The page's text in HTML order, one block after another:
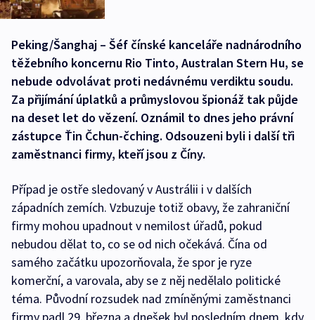
Peking/Šanghaj – Šéf čínské kanceláře nadnárodního
těžebního koncernu Rio Tinto, Australan Stern Hu, se
nebude odvolávat proti nedávnému verdiktu soudu.
Za přijímání úplatků a průmyslovou špionáž tak půjde
na deset let do vězení. Oznámil to dnes jeho právní
zástupce Ťin Čchun-čching. Odsouzeni byli i další tři
zaměstnanci firmy, kteří jsou z Číny.
Případ je ostře sledovaný v Austrálii i v dalších
západních zemích. Vzbuzuje totiž obavy, že zahraniční
firmy mohou upadnout v nemilost úřadů, pokud
nebudou dělat to, co se od nich očekává. Čína od
samého začátku upozorňovala, že spor je ryze
komerční, a varovala, aby se z něj nedělalo politické
téma. Původní rozsudek nad zmíněnými zaměstnanci
firmy padl 29. března a dnešek byl posledním dnem, kdy